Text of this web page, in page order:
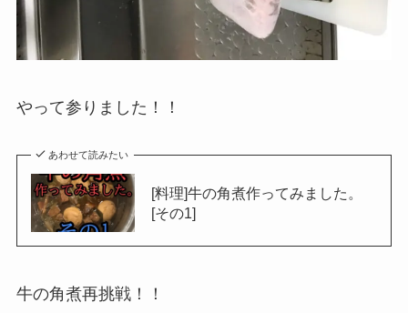
やって参りました！！
あわせて読みたい
[料理]牛の角煮作ってみました。
[その1]
牛の角煮再挑戦！！